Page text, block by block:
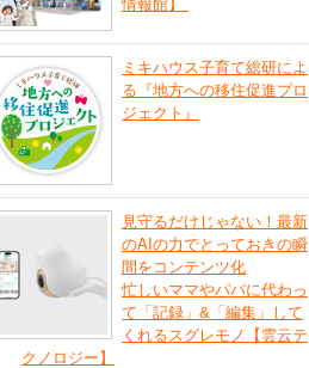
情報館】
ミキハウス子育て総研によ
る『地方への移住促進プロ
ジェクト』
見守るだけじゃない！最新
のAIの力でとっておきの瞬
間をコンテンツ化
忙しいママやパパに代わっ
て「記録」&「編集」して
くれるスグレモノ【雲云テ
クノロジー】